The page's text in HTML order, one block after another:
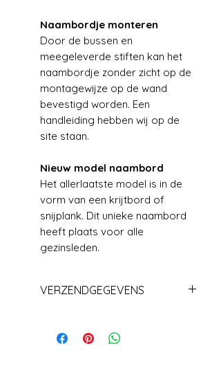
Naambordje monteren
Door de bussen en
meegeleverde stiften kan het
naambordje zonder zicht op de
montagewijze op de wand
bevestigd worden. Een
handleiding hebben wij op de
site staan.
Nieuw model naambord
Het allerlaatste model is in de
vorm van een krijtbord of
snijplank. Dit unieke naambord
heeft plaats voor alle
gezinsleden.
VERZENDGEGEVENS